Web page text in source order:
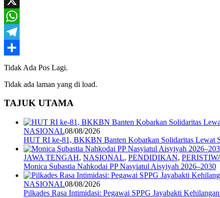
X
WhatsApp
Telegram
Share
Tidak Ada Pos Lagi.
Tidak ada laman yang di load.
TAJUK UTAMA
NASIONAL08/08/2026
HUT RI ke-81, BKKBN Banten Kobarkan Solidaritas Lewat
JAWA TENGAH, NASIONAL, PENDIDIKAN,
Monica Subastia Nahkodai PP Nasyiatul Aisyiyah 2026–2030
NASIONAL08/08/2026
Pilkades Rasa Intimidasi: Pegawai SPPG Jayabakti